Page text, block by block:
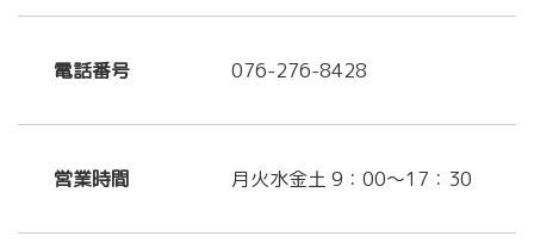
電話番号 076-276-8428
営業時間 月火水金土 9：00～17：30